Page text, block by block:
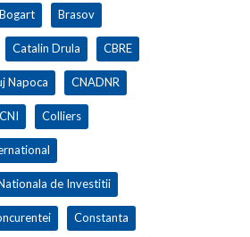
Bogart Brasov
Catalin Drula CBRE
Napoca CNADNR
CNI Colliers
de Investitii
Constanta